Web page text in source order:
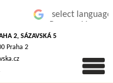
2, SÁZAVSKÁ 5
Praha 2